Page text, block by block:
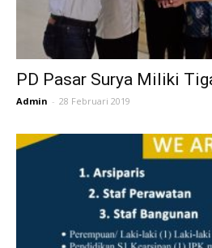
PD Pasar Surya Miliki
Admin - 28 Februari 2019